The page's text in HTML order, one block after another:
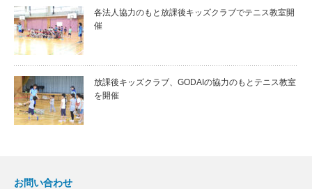
各法人協力のもと放課後キッズクラブでテニス教室開
催
放課後キッズクラブ、GODAIの協力のもとテニス教室
を開催
お問い合わせ